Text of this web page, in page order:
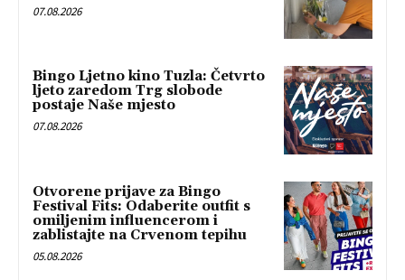
07.08.2026
Bingo Ljetno kino Tuzla: Četvrto
ljeto zaredom Trg slobode
postaje Naše mjesto
07.08.2026
Otvorene prijave za Bingo
Festival Fits: Odaberite outfit s
omiljenim influencerom i
zablistajte na Crvenom tepihu
05.08.2026